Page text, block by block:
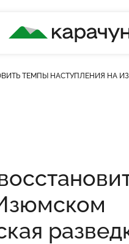
КАРАЧУН
ТЕМПЫ НАСТУПЛЕНИЯ НА